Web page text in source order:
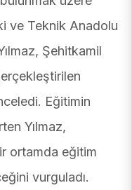
ve Teknik Anadolu
Şehitkamil
Eğitimin
Yılmaz,
ortamda eğitim
vurguladı.